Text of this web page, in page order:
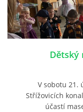
Dětský
V sobotu 21.
Střížovicích
účastí